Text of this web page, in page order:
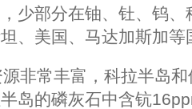
少部分在铀、钍、钨
、美国、马达加斯加等
非常丰富，科拉半岛和
岛的磷灰石中含钪